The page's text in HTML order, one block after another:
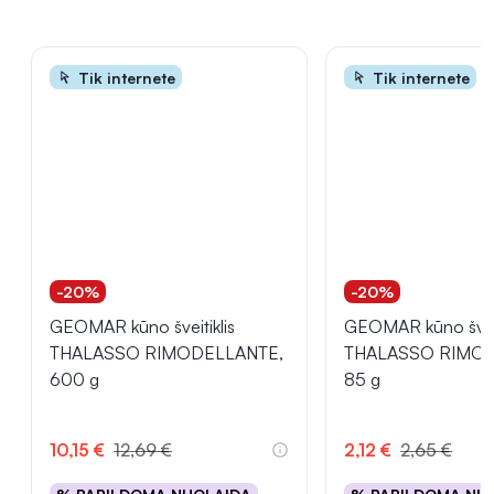
Tik internete
-20%
GEOMAR kūno šveitiklis
THALASSO RIMODELLANTE,
600 g
10,15 € 12,69 €
Tik internete
-20%
GEOMAR kūno
THALASSO
85 g
2,12 € 2,65 €